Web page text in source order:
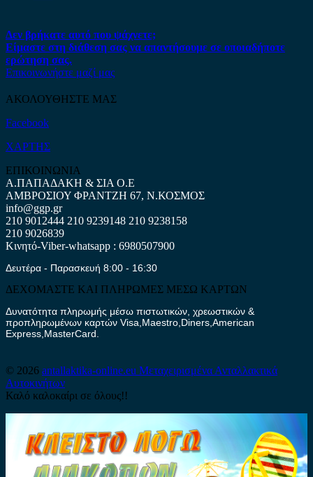
Δεν βρήκατε αυτό που ψάχνετε;
Είμαστε στη διάθεση σας να απαντήσουμε σε οποιαδήποτε
ερώτηση σας.
Επικοινωνήστε μαζί μας
ΑΚΟΛΟΥΘΗΣΤΕ ΜΑΣ
Facebook
ΧΑΡΤΗΣ
ΕΠΙΚΟΙΝΩΝΙΑ
Α.ΠΑΠΑΔΑΚΗ & ΣΙΑ Ο.Ε
ΑΜΒΡΟΣΙΟΥ ΦΡΑΝΤΖΗ 67, Ν.ΚΟΣΜΟΣ
info@ggp.gr
210 9012444 210 9239148 210 9238158
210 9026839
Κινητό-Viber-whatsapp : 6980507900
Δευτέρα - Παρασκευή 8:00 - 16:30
ΔΕΧΟΜΑΣΤΕ ΚΑΙ ΠΛΗΡΩΜΕΣ ΜΕΣΩ ΚΑΡΤΩΝ
Δυνατότητα πληρωμής μέσω πιστωτικών, χρεωστικών &
προπληρωμένων καρτών Visa,Maestro,Diners,American
Express,MasterCard.
© 2026 antallaktika-online.eu Μεταχειρισμένα Ανταλλακτικά
Αυτοκινήτων
Καλό καλοκαίρι σε όλους!!